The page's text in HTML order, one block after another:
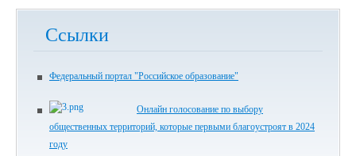
Ссылки
Федеральный портал "Российское образование"
Онлайн голосование по выбору
общественных территорий, которые первыми благоустроят в 2024
году